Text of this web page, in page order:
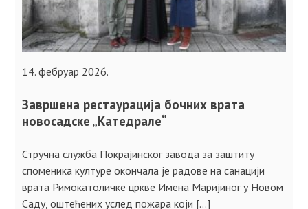
14. фебруар 2026.
Завршена рестаурација бочних врата
новосадске „Катедрале“
Стручна служба Покрајинског завода за заштиту
споменика културе окончала је радове на санацији
врата Римокатоличке цркве Имена Маријиног у Новом
Саду, оштећених услед пожара који […]